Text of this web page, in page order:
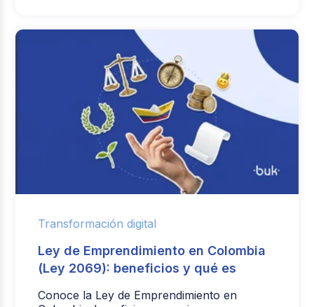
Transformación digital
Ley de Emprendimiento en Colombia
(Ley 2069): beneficios y qué es
Conoce la Ley de Emprendimiento en